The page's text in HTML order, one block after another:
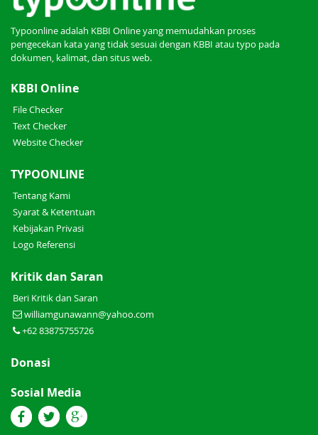
Typoonline adalah KBBI Online yang memudahkan proses
pengecekan kata yang tidak sesuai dengan KBBI atau typo pada
dokumen, kalimat, dan situs web.
KBBI Online
File Checker
Text Checker
Website Checker
TYPOONLINE
Tentang Kami
Syarat & Ketentuan
Kebijakan Privasi
Logo Referensi
Kritik dan Saran
Beri Kritik dan Saran
williamgunawann@yahoo.com
+62 83875755726
Donasi
Sosial Media